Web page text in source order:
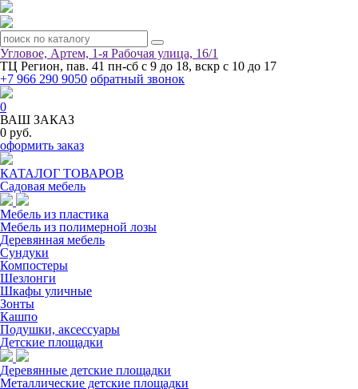
Угловое, Артем, ​1-я Рабочая улица, 16/1
ТЦ Регион, пав. 41 пн-сб с 9 до 18, вскр с 10 до 17
+7 966 290 9050 обратный звонок
0
ВАШ ЗАКАЗ
0 руб.
оформить заказ
КАТАЛОГ ТОВАРОВ
Садовая мебель
Мебель из пластика
Мебель из полимерной лозы
Деревянная мебель
Сундуки
Компостеры
Шезлонги
Шкафы уличные
Зонты
Кашпо
Подушки, аксессуары
Детские площадки
Деревянные детские площадки
Металлические детские площадки